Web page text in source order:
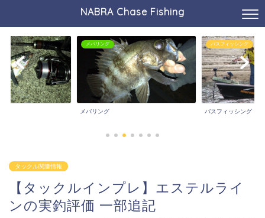
NABRA Chase Fishing
メバリング
メバリング
バスフィッシング
バスフィッシング
タックル関連情報
【タックルインプレ】エステルライ
ンの実釣評価 一部追記